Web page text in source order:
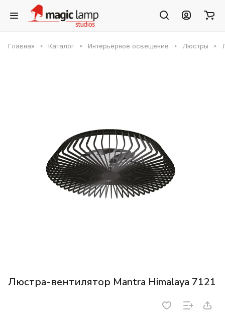
Главная Каталог Интерьерное освещение Люстры
Люстра-вентилятор Mantra Himalaya 7121